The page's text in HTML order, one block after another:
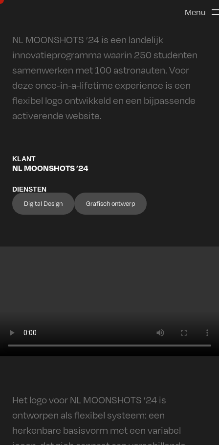
Menu
NL MOONSHOTS ’24 is een landelijk
innovatieprogramma waarin 250 studenten
samenwerken met 100 astronauten. Voor
deze once-in-a-lifetime experience is een
flexibel logo ontwikkeld en een bijpassende
activerende website.
KLANT
NL MOONSHOTS ’24
DIENSTEN
Digital Design Grafisch ontwerp
Het logo voor NL MOONSHOTS ’24 is
ontworpen als flexibel systeem: een
herkenbare basisvorm met een variabel